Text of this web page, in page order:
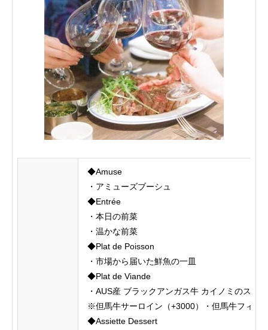
◆Amuse
・アミューズブーシュ
◆Entrée
・本日の前菜
・温かな前菜
◆Plat de Poisson
・市場から届いた鮮魚の一皿
◆Plat de Viande
・AUS産 ブラックアンガス牛 カイノミのステ
※但馬牛サーロイン（+3000）・但馬牛フィレ
◆Assiette Dessert